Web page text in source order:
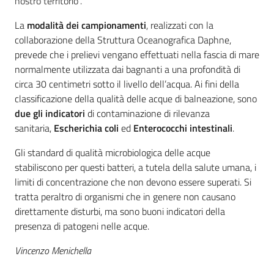
La modalità dei campionamenti, realizzati con la
collaborazione della Struttura Oceanografica Daphne,
prevede che i prelievi vengano effettuati nella fascia di mare
normalmente utilizzata dai bagnanti a una profondità di
circa 30 centimetri sotto il livello dell’acqua. Ai fini della
classificazione della qualità delle acque di balneazione, sono
due gli indicatori di contaminazione di rilevanza
sanitaria, Escherichia coli ed Enterococchi intestinali.
Gli standard di qualità microbiologica delle acque
stabiliscono per questi batteri, a tutela della salute umana, i
limiti di concentrazione che non devono essere superati. Si
tratta peraltro di organismi che in genere non causano
direttamente disturbi, ma sono buoni indicatori della
presenza di patogeni nelle acque.
Vincenzo Menichella